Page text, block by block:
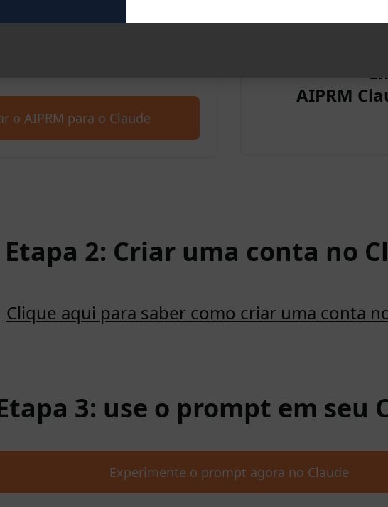
o AIPRM para o Claude
AIPRM
Etapa 2: Criar uma conta no
Clique aqui para saber como criar uma conta
3: use o prompt em seu
Experimente o prompt agora no Claude